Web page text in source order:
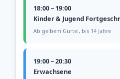
18:00 – 19:00
Kinder & Jugend
Ab gelbem Gürtel, bis 14 Jahre
19:00 – 20:30
Erwachsene